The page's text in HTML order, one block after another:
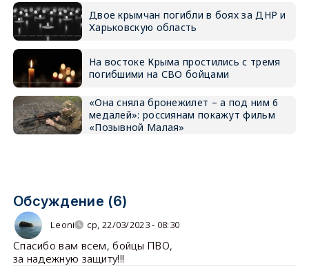
Двое крымчан погибли в боях за ДНР и
Харьковскую область
На востоке Крыма простились с тремя
погибшими на СВО бойцами
«Она сняла бронежилет – а под ним 6
медалей»: россиянам покажут фильм
«Позывной Малая»
Обсуждение (6)
Leoni ср, 22/03/2023 - 08:30
Спасибо вам всем, бойцы ПВО,
за надежную защиту!!!